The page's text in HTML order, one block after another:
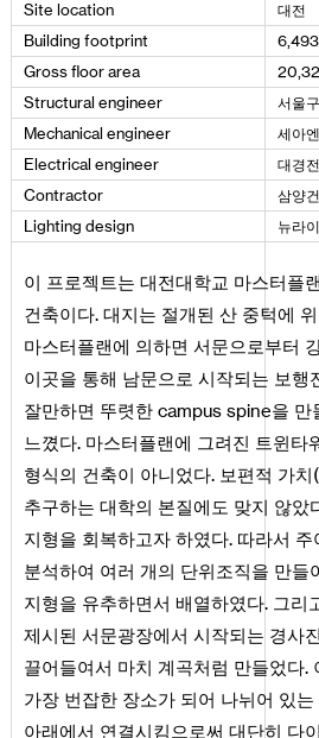
Site location
대전
Building footprint 6,493
Gross floor area 20,
Structural engineer
서울
Mechanical engineer
세아
Electrical engineer
대경
Contractor
삼양
Lighting design 뉴라
이 프로젝트는 대전대학교 마스터플
건축이다. 대지는 절개된 산 중턱에
마스터플랜에 의하면 서문으로부터
이곳을 통해 남문으로 시작되는 보행
잘만하면 뚜렷한 campus spine을 만
느꼈다. 마스터플랜에 그려진 트윈타
형식의 건축이 아니었다. 보편적 가
추구하는 대학의 본질에도 맞지 않았
지형을 회복하고자 하였다. 따라서
분석하여 여러 개의 단위조직을 만들
지형을 유추하면서 배열하였다. 그리
제시된 서문광장에서 시작되는 경사
끌어들여서 마치 계곡처럼 만들었다.
가장 번잡한 장소가 되어 나뉘어 있
아래에서 연결시킴으로써 대단히 다